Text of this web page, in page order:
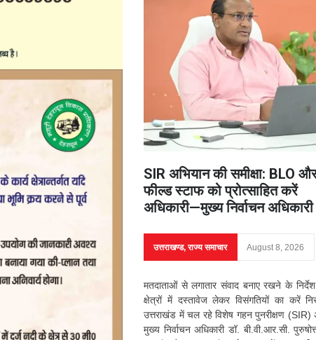
SIR अभियान की समीक्षा: BLO
फील्ड स्टाफ को प्रोत्साहित करें
अधिकारी—मुख्य निर्वाचन अधिकारी
उत्तराखण्ड,राज्य समाचार August 8, 2026
मतदाताओं से लगातार संवाद बनाए रखने के निर्देश,
क्षेत्रों में दस्तावेज लेकर विसंगतियों का करें
उत्तराखंड में चल रहे विशेष गहन पुनरीक्षण (SIR)
मुख्य निर्वाचन अधिकारी डॉ. बी.वी.आर.सी.